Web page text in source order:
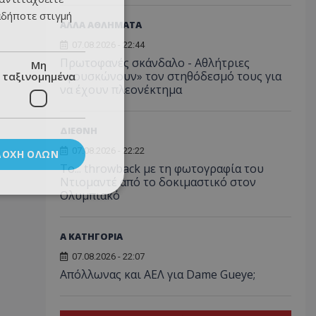
ΑΛΛΑ ΑΘΛΗΜΑΤΑ
07.08.2026 - 22:44
Πρωτοφανές σκάνδαλο - Aθλήτριες
«φουσκώνουν» τον στηθόδεσμό τους για
να έχουν πλεονέκτημα
07.08.2026 - 22:22
Το... throwback με τη φωτογραφία του
Ντιομαντέ από το δοκιμαστικό στον
Ολυμπιακό
Α ΚΑΤΗΓΟΡΙΑ
07.08.2026 - 22:07
Απόλλωνας και ΑΕΛ για Dame Gueye;
στιγμή
Μη
ταξινομημένα
ΌΛΩΝ